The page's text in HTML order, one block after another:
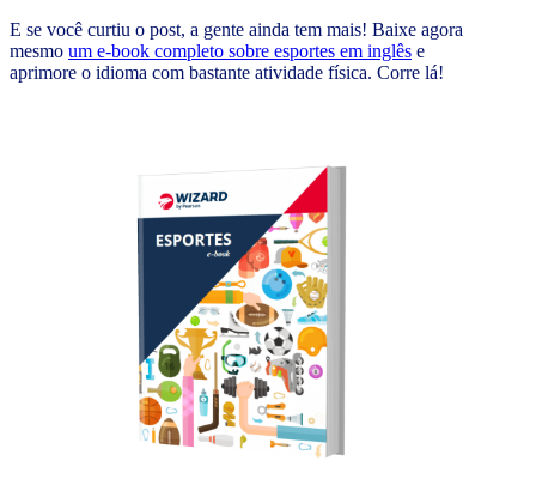
E se você curtiu o post, a gente ainda tem mais! Baixe agora
mesmo um e-book completo sobre esportes em inglês e
aprimore o idioma com bastante atividade física. Corre lá!